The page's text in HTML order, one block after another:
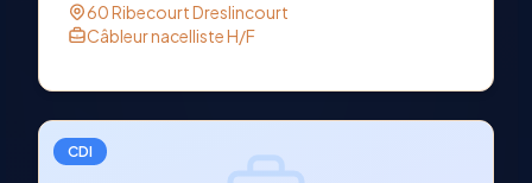
60 Ribecourt Dreslincourt
Câbleur nacelliste H/F
CDI